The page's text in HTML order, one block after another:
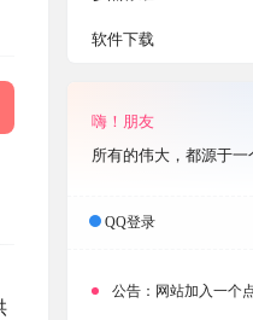
软件下载
嗨！朋友
所有的伟大，都源于
QQ登录
公告： 网站加入一个点击类的广告